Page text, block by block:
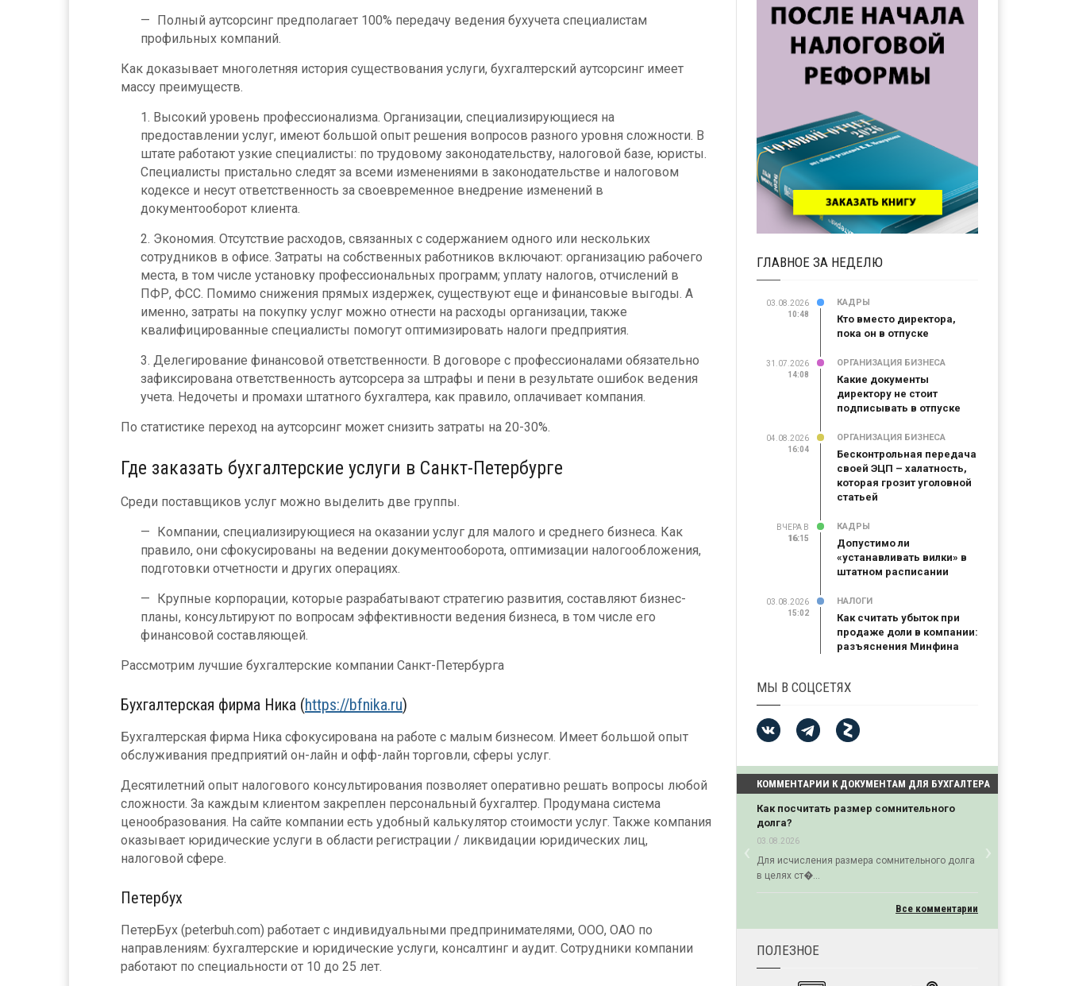
Полный аутсорсинг предполагает 100% передачу ведения бухучета специалистам
профильных компаний.
Как доказывает многолетняя история существования услуги, бухгалтерский аутсорсинг имеет
массу преимуществ.
Высокий уровень профессионализма. Организации, специализирующиеся на
предоставлении услуг, имеют большой опыт решения вопросов разного уровня сложности. В
штате работают узкие специалисты: по трудовому законодательству, налоговой базе, юристы.
Специалисты пристально следят за всеми изменениями в законодательстве и налоговом
кодексе и несут ответственность за своевременное внедрение изменений в
документооборот клиента.
Экономия. Отсутствие расходов, связанных с содержанием одного или нескольких
сотрудников в офисе. Затраты на собственных работников включают: организацию рабочего
места, в том числе установку профессиональных программ; уплату налогов, отчислений в
ПФР, ФСС. Помимо снижения прямых издержек, существуют еще и финансовые выгоды. А
именно, затраты на покупку услуг можно отнести на расходы организации, также
квалифицированные специалисты помогут оптимизировать налоги предприятия.
Делегирование финансовой ответственности. В договоре с профессионалами обязательно
зафиксирована ответственность аутсорсера за штрафы и пени в результате ошибок ведения
учета. Недочеты и промахи штатного бухгалтера, как правило, оплачивает компания.
По статистике переход на аутсорсинг может снизить затраты на 20-30%.
Где заказать бухгалтерские услуги в Санкт-Петербурге
Среди поставщиков услуг можно выделить две группы.
Компании, специализирующиеся на оказании услуг для малого и среднего бизнеса. Как
правило, они сфокусированы на ведении документооборота, оптимизации налогообложения,
подготовки отчетности и других операциях.
Крупные корпорации, которые разрабатывают стратегию развития, составляют бизнес-
планы, консультируют по вопросам эффективности ведения бизнеса, в том числе его
финансовой составляющей.
Рассмотрим лучшие бухгалтерские компании Санкт-Петербурга
Бухгалтерская фирма Ника (https://bfnika.ru)
Бухгалтерская фирма Ника сфокусирована на работе с малым бизнесом. Имеет большой опыт
обслуживания предприятий он-лайн и офф-лайн торговли, сферы услуг.
Десятилетний опыт налогового консультирования позволяет оперативно решать вопросы любой
сложности. За каждым клиентом закреплен персональный бухгалтер. Продумана система
ценообразования. На сайте компании есть удобный калькулятор стоимости услуг. Также компания
оказывает юридические услуги в области регистрации / ликвидации юридических лиц,
налоговой сфере.
Петербух
ПетерБух (peterbuh.com) работает с индивидуальными предпринимателями, ООО, ОАО по
направлениям: бухгалтерские и юридические услуги, консалтинг и аудит. Сотрудники компании
работают по специальности от 10 до 25 лет.
ГЛАВНОЕ ЗА НЕДЕЛЮ
03.08.2026
10:48
КАДРЫ
Кто вместо директора,
пока он в отпуске
31.07.2026
14:08
ОРГАНИЗАЦИЯ БИЗНЕСА
Какие документы
директору не стоит
подписывать в отпуске
04.08.2026
16:04
ОРГАНИЗАЦИЯ БИЗНЕСА
Бесконтрольная передача
своей ЭЦП – халатность,
которая грозит уголовной
статьей
ВЧЕРА В
16:15
16:15
КАДРЫ
Допустимо ли
«устанавливать вилки» в
штатном расписании
03.08.2026
15:02
НАЛОГИ
Как считать убыток при
продаже доли в компании:
разъяснения Минфина
МЫ В СОЦСЕТЯХ
КОММЕНТАРИИ К ДОКУМЕНТАМ ДЛЯ БУХГАЛТЕРА
Как посчитать размер сомнительного
долга?
03.08.2026
Для исчисления размера сомнительного долга
в целях ст�...
‹Previous ›Next
Все комментарии
ПОЛЕЗНОЕ